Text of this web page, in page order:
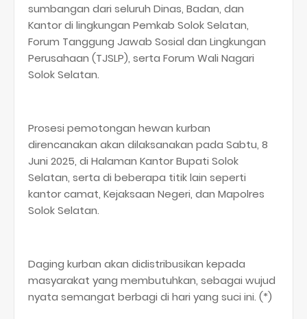
sumbangan dari seluruh Dinas, Badan, dan
Kantor di lingkungan Pemkab Solok Selatan,
Forum Tanggung Jawab Sosial dan Lingkungan
Perusahaan (TJSLP), serta Forum Wali Nagari
Solok Selatan.
Prosesi pemotongan hewan kurban
direncanakan akan dilaksanakan pada Sabtu, 8
Juni 2025, di Halaman Kantor Bupati Solok
Selatan, serta di beberapa titik lain seperti
kantor camat, Kejaksaan Negeri, dan Mapolres
Solok Selatan.
Daging kurban akan didistribusikan kepada
masyarakat yang membutuhkan, sebagai wujud
nyata semangat berbagi di hari yang suci ini. (*)